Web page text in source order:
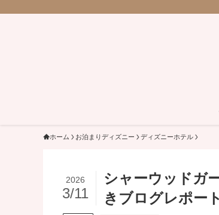
ホーム お泊まりディズニー ディズニーホテル
シャーウッドガ
きブログレポート
2026
3/11